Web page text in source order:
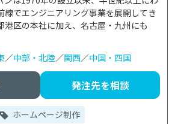
線でエンジニアリング事業を展開してき
港区の本社に加え、名古屋・九州にも
／中部・北陸／関西／中国・四国
発注先を相談
ホームページ制作